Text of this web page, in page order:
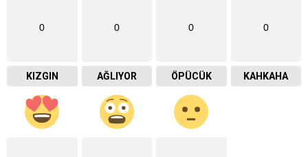
0
KIZGIN
0
AĞLIYOR
0
ÖPÜCÜK
0
KAHKAHA